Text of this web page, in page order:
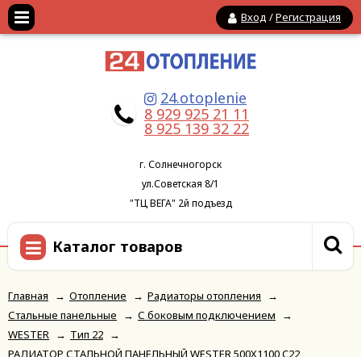
Вход /Регистрация
24.otoplenie
8 929 925 21 11
8 925 139 32 22
г. Солнечногорск
ул.Советская 8/1
"ТЦ ВЕГА" 2й подъезд
Каталог товаров
Главная → Отопление → Радиаторы отопления
→
Стальные панельные
→ С боковым подключением
→
WESTER → Тип 22 →
РАДИАТОР СТАЛЬНОЙ ПАНЕЛЬНЫЙ WESTER 500X1100 C22